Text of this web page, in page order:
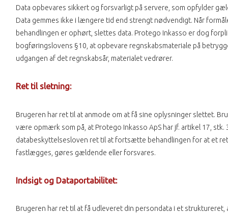
Data opbevares sikkert og forsvarligt på servere, som opfylder
Data gemmes ikke i længere tid end strengt nødvendigt. Når
behandlingen er ophørt, slettes data. Protego Inkasso er dog
bogføringslovens §10, at opbevare regnskabsmateriale på
udgangen af det regnskabsår, materialet vedrører.
Ret til sletning:
Brugeren har ret til at anmode om at få sine oplysninger slettet.
være opmærk som på, at Protego Inkasso ApS har jf. artikel 17, stk.
databeskyttelsesloven ret til at fortsætte behandlingen for at et
fastlægges, gøres gældende eller forsvares.
Indsigt og Dataportabilitet:
Brugeren har ret til at få udleveret din persondata i et struktureret,